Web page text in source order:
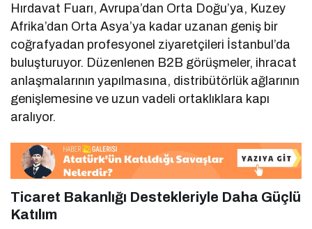
Hırdavat Fuarı, Avrupa’dan Orta Doğu’ya, Kuzey
Afrika’dan Orta Asya’ya kadar uzanan geniş bir
coğrafyadan profesyonel ziyaretçileri İstanbul’da
buluşturuyor. Düzenlenen B2B görüşmeler, ihracat
anlaşmalarının yapılmasına, distribütörlük ağlarının
genişlemesine ve uzun vadeli ortaklıklara kapı
aralıyor.
Ticaret Bakanlığı Destekleriyle Daha Güçlü
Katılım